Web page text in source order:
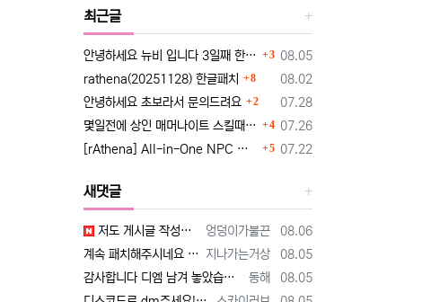
최근글
등록일
08.05
안녕하세요 뉴비 입니다 3일째 한글패치 때문에 조언 드립니다
댓글
3
등록일
08.02
rathena(20251128) 한글패치
댓글
8
등록일
07.28
안녕하세요 초보라서 문의드려요
댓글
2
등록일
07.26
몇일전에 상인 매머나이트 스킬때문에 질문햇었는데요~
댓글
4
등록일
07.22
[rAthena] All-in-One NPC 한국어화 버전
댓글
5
새댓글
등록자
엉덩이가불끈 등록일
08.06
저도 게시글 작성자 분과 동일한 유튜브 영상 보고 만드는 중인데요 한글화 하고 싶어서 디스코드 친추 하였습니다 디코 난쟁이 (nanja…
등록자
지나가는거상 등록일
08.05
계속 패치해주시네요 감사합니다^^
등록자
동해 등록일
08.05
감사합니다 디엠 남겨 놓았습니다